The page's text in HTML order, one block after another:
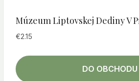
Múzeum Liptovskej Dediny V
€2.15
DO OBCHODU